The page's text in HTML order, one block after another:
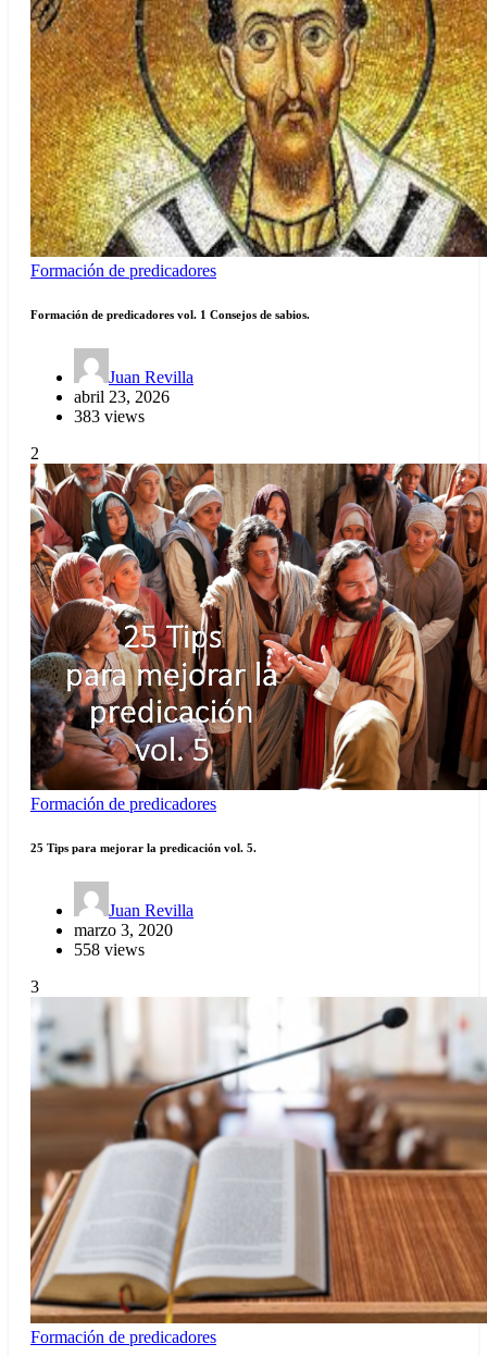
Formación de predicadores
Formación de predicadores vol. 1 Consejos de sabios.
Juan Revilla
abril 23, 2026
383 views
2
Formación de predicadores
25 Tips para mejorar la predicación vol. 5.
Juan Revilla
marzo 3, 2020
558 views
3
Formación de predicadores